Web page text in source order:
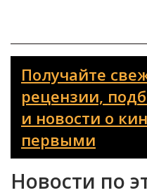
Получайте
рецензии,
и новости о
первыми
Новости по